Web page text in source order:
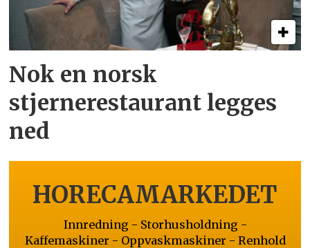
Nok en norsk
stjernerestaurant legges
ned
HORECAMARKEDET
Innredning - Storhusholdning -
Kaffemaskiner - Oppvaskmaskiner - Renhold